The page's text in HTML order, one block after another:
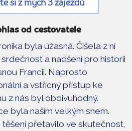
si z mých 3 zájezdů
od cestovatele
byla úžasná. Čišela z ní
a nadšení pro historii
Francii. Naprosto
a vstřícný přístup ke
z nás byl obdivuhodný.
byla naším velkým snem.
těšení přetavilo ve skutečnost,